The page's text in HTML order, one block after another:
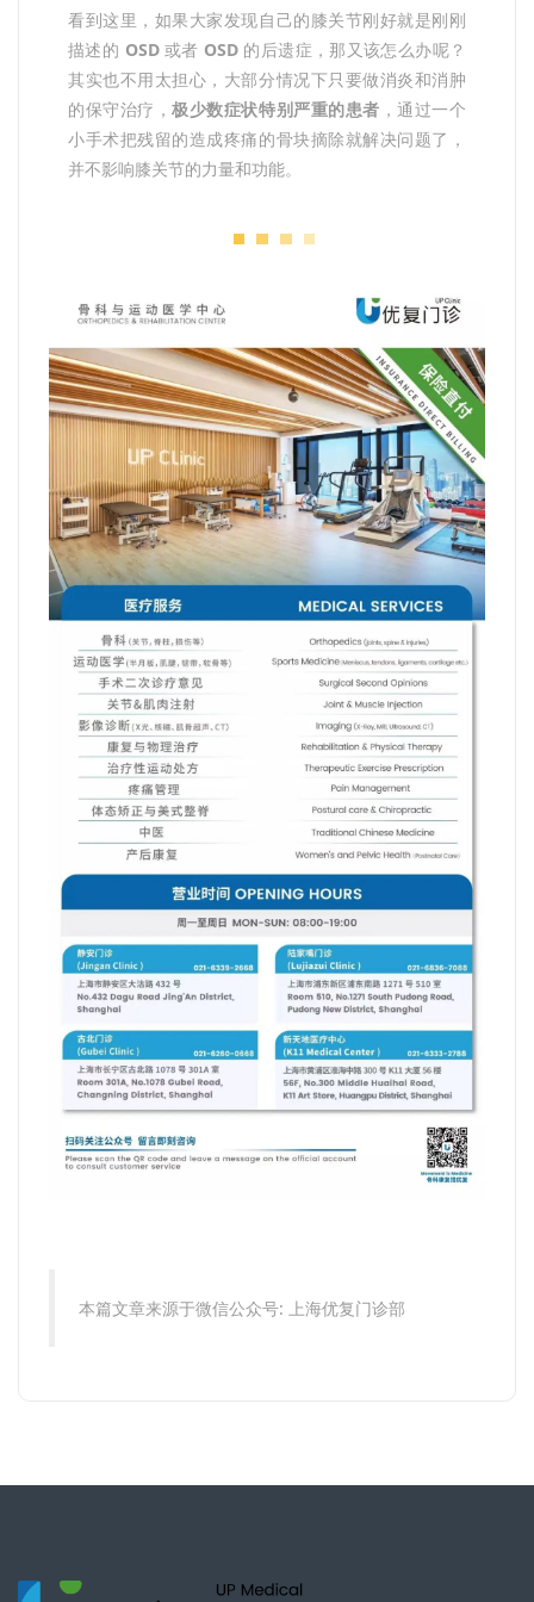
看到这里，如果大家发现自己的膝关节刚好就是刚刚
描述的 OSD或者 OSD 的后遗症，那又该怎么办呢？
其实也不用太担心，大部分情况下只要做消炎和消肿
的保守治疗，极少数症状特别严重的患者 ，通过一个
小手术把残留的造成疼痛的骨块摘除就解决问题了，
并不影响膝关节的力量和功能。
本篇文章来源于微信公众号: 上海优复门诊部